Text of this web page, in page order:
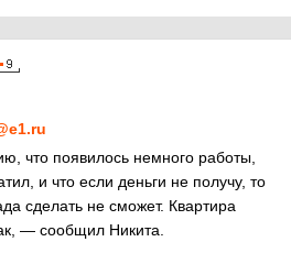
что появилось немного работы,
и что если деньги не получу, то
сделать не сможет. Квартира
— сообщил Никита.